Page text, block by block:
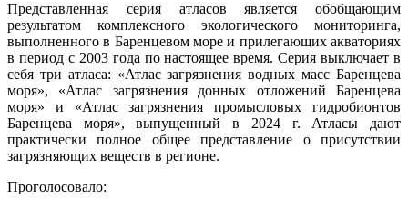
Представленная серия атласов является обобщающим
результатом комплексного экологического мониторинга,
выполненного в Баренцевом море и прилегающих акваториях
в период с 2003 года по настоящее время. Серия выключает в
себя три атласа: «Атлас загрязнения водных масс Баренцева
моря», «Атлас загрязнения донных отложений Баренцева
моря» и «Атлас загрязнения промысловых гидробионтов
Баренцева моря», выпущенный в 2024 г. Атласы дают
практически полное общее представление о присутствии
загрязняющих веществ в регионе.
Проголосовало: